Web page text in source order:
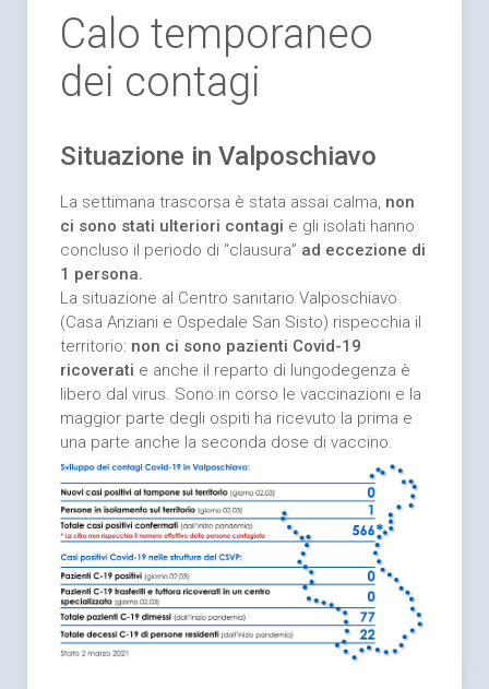
Calo temporaneo
dei contagi
Situazione in Valposchiavo
La settimana trascorsa è stata assai calma, non
ci sono stati ulteriori contagi e gli isolati hanno
concluso il periodo di “clausura” ad eccezione di
1 persona.
La situazione al Centro sanitario Valposchiavo
(Casa Anziani e Ospedale San Sisto) rispecchia il
territorio: non ci sono pazienti Covid-19
ricoverati e anche il reparto di lungodegenza è
libero dal virus. Sono in corso le vaccinazioni e la
maggior parte degli ospiti ha ricevuto la prima e
una parte anche la seconda dose di vaccino.